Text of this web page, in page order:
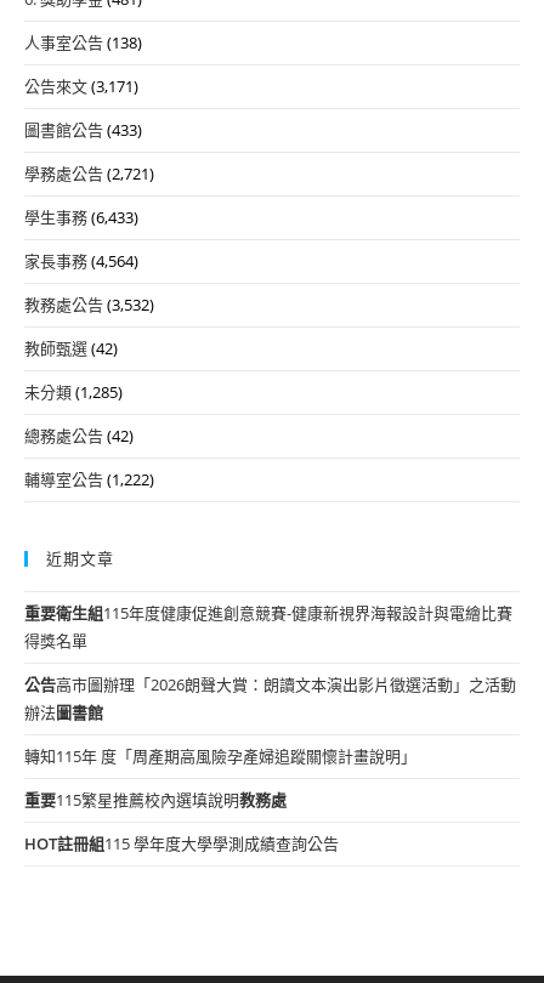
人事室公告(138)
公告來文(3,171)
圖書館公告(433)
學務處公告(2,721)
學生事務(6,433)
家長事務(4,564)
教務處公告(3,532)
教師甄選(42)
未分類(1,285)
總務處公告(42)
輔導室公告(1,222)
近期文章
重要衛生組115年度健康促進創意競賽-健康新視界海報設計與電繪比賽
得獎名單
公告高市圖辦理「2026朗聲大賞：朗讀文本演出影片徵選活動」之活動
辦法圖書館
轉知115年 度「周產期高風險孕產婦追蹤關懷計畫說明」
重要115繁星推薦校內選填說明教務處
HOT註冊組115 學年度大學學測成績查詢公告